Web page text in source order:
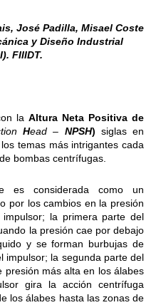
José Padilla, Misael Coste
y Diseño Industrial
FIIIDT.
la Altura Neta Positiva de
Head – NPSH) siglas en
temas más intrigantes cada
bombas centrífugas.
es considerada como un
por los cambios en la presión
la primera parte del
la presión cae por debajo
y se forman burbujas de
impulsor; la segunda parte del
presión más alta en los álabes
gira la acción centrífuga
los álabes hasta las zonas de